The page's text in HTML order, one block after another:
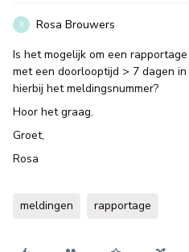
R
Rosa Brouwers
Is het mogelijk om een
met een doorlooptijd > 7 dagen
hierbij het meldingsnummer?
Hoor het graag.
Groet,
Rosa
meldingen rapportage